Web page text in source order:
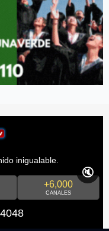
inigualable.
+6,000
CANALES
🔇